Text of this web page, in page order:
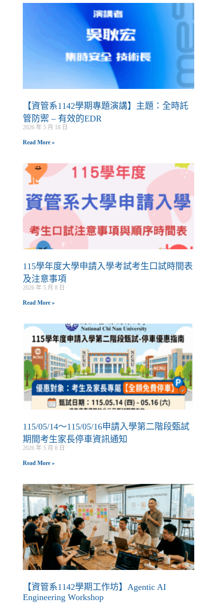
【資管系1142學期專題演講】主題：全時託
管防禦 – 有效的EDR
2026 年 5 月 18 日
Read More »
115學年度大學申請入學考試考生口試時間表
及注意事項
2026 年 5 月 8 日
Read More »
115/05/14～115/05/16申請入學第二階段甄試
期間考生家長停車資訊通知
2026 年 5 月 8 日
Read More »
【資管系1142學期工作坊】Agentic AI
Engineering Workshop